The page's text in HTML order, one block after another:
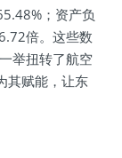
；资产负
倍。这些数
举扭转了航空
其赋能，让东